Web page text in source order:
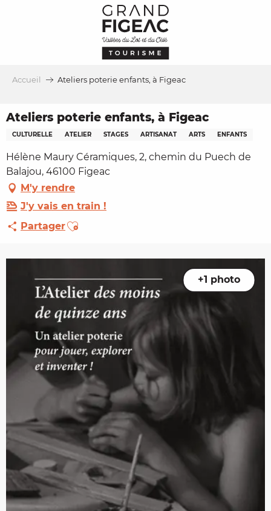
Accueil Ateliers poterie enfants, à Figeac
Ateliers poterie enfants, à Figeac
CULTURELLE ATELIER STAGES ARTISANAT ARTS ENFANTS
Hélène Maury Céramiques, 2, chemin du Puech de
Balajou, 46100 Figeac
M'y rendre
J'y vais en train !
PartagerAjouter aux favoris
+1 photo